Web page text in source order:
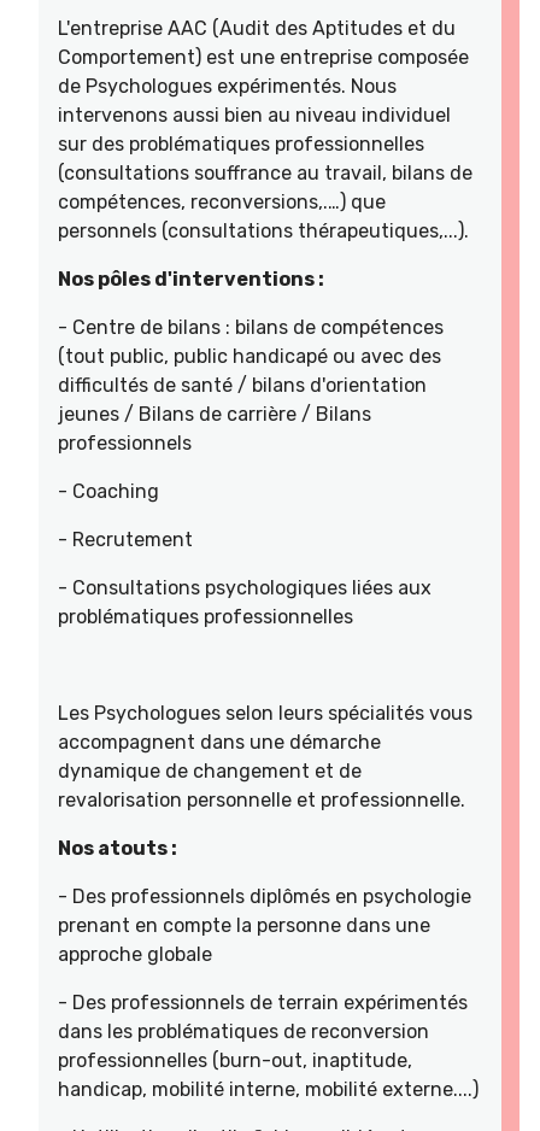
L'entreprise AAC (Audit des Aptitudes et du
Comportement) est une entreprise composée
de Psychologues expérimentés. Nous
intervenons aussi bien au niveau individuel
sur des problématiques professionnelles
(consultations souffrance au travail, bilans de
compétences, reconversions,.…) que
personnels (consultations thérapeutiques,...).
Nos pôles d'interventions :
- Centre de bilans : bilans de compétences
(tout public, public handicapé ou avec des
difficultés de santé / bilans d'orientation
jeunes / Bilans de carrière / Bilans
professionnels
- Coaching
- Recrutement
- Consultations psychologiques liées aux
problématiques professionnelles
Les Psychologues selon leurs spécialités vous
accompagnent dans une démarche
dynamique de changement et de
revalorisation personnelle et professionnelle.
Nos atouts :
- Des professionnels diplômés en psychologie
prenant en compte la personne dans une
approche globale
- Des professionnels de terrain expérimentés
dans les problématiques de reconversion
professionnelles (burn-out, inaptitude,
handicap, mobilité interne, mobilité externe....)